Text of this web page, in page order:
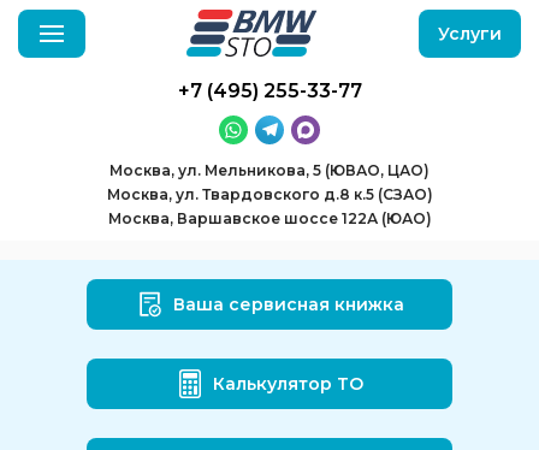
+7 (495) 255-33-77
Москва, ул. Мельникова, 5 (ЮВАО, ЦАО)
Москва, ул. Твардовского д.8 к.5 (СЗАО)
Москва, Варшавское шоссе 122А (ЮАО)
Услуги
Ваша сервисная книжка
Калькулятор ТО